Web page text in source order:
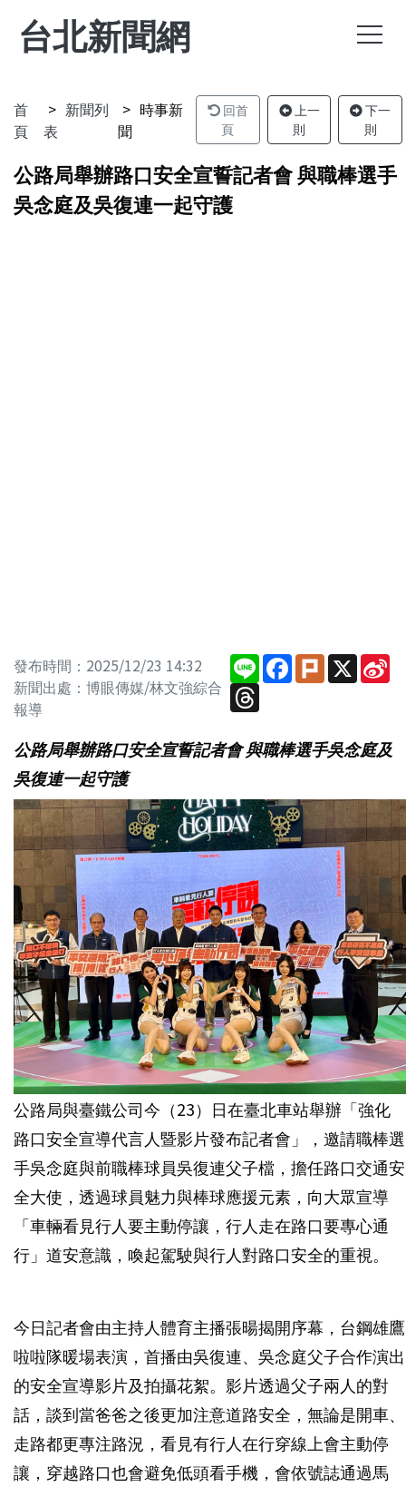
台北新聞網
首
頁
新聞列
表
時事新
聞
回首
頁
上一
則
下一
則
公路局舉辦路口安全宣誓記者會 與職棒選手
吳念庭及吳復連一起守護
發布時間：2025/12/23 14:32
新聞出處：博眼傳媒/林文強綜合
報導
Line Facebook
PlurkX
Threads
公路局舉辦路口安全宣誓記者會 與職棒選手吳念庭及
吳復連一起守護
公路局與臺鐵公司今（23）日在臺北車站舉辦「強化
路口安全宣導代言人暨影片發布記者會」，邀請職棒選
手吳念庭與前職棒球員吳復連父子檔，擔任路口交通安
全大使，透過球員魅力與棒球應援元素，向大眾宣導
「車輛看見行人要主動停讓，行人走在路口要專心通
行」道安意識，喚起駕駛與行人對路口安全的重視。
今日記者會由主持人體育主播張暘揭開序幕，台鋼雄鷹
啦啦隊暖場表演，首播由吳復連、吳念庭父子合作演出
的安全宣導影片及拍攝花絮。影片透過父子兩人的對
話，談到當爸爸之後更加注意道路安全，無論是開車、
走路都更專注路況，看見有行人在行穿線上會主動停
讓，穿越路口也會避免低頭看手機，會依號誌通過馬